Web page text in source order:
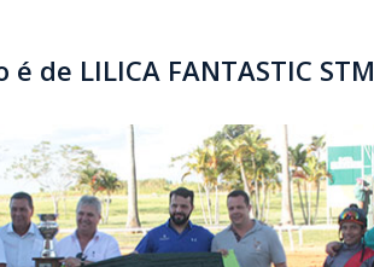
de LILICA FANTASTIC STM